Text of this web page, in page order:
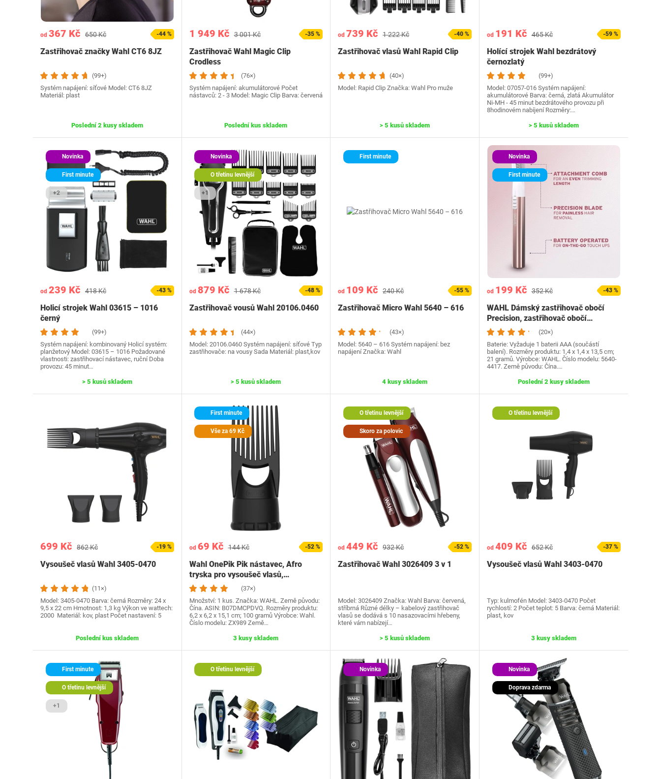
od 367 Kč 650 Kč -44 %
Zastřihovač značky Wahl CT6 8JZ
(99+)
Systém napájení: síťové Model: CT6 8JZ
Materiál: plast
Poslední 2 kusy skladem
1 949 Kč 3 001 Kč -35 %
Zastřihovač Wahl Magic Clip
Crodless
(76×)
Systém napájení: akumulátorové Počet
nástavců: 2 - 3 Model: Magic Clip Barva: červená
Poslední kus skladem
od 739 Kč 1 222 Kč -40 %
Zastřihovač vlasů Wahl Rapid Clip
(40×)
Model: Rapid Clip Značka: Wahl Pro muže
> 5 kusů skladem
od 191 Kč 465 Kč -59 %
Holící strojek Wahl bezdrátový
černozlatý
(99+)
Model: 07057-016 Systém napájení:
akumulátorové Barva: černá, zlatá Akumulátor
Ni-MH - 45 minut bezdrátového provozu při
8hodinovém nabíjení Rozměry:…
> 5 kusů skladem
Novinka
First minute
+2
od 239 Kč 418 Kč -43 %
Holicí strojek Wahl 03615 – 1016
černý
(99+)
Systém napájení: kombinovaný Holicí systém:
planžetový Model: 03615 – 1016 Požadované
vlastnosti: zastřihovací nástavec, ruční Doba
provozu: 45 minut…
> 5 kusů skladem
Novinka
O třetinu levnější
+1
od 879 Kč 1 678 Kč -48 %
Zastřihovač vousů Wahl 20106.0460
(44×)
Model: 20106.0460 Systém napájení: síťové Typ
zastřihovače: na vousy Sada Materiál: plast,kov
> 5 kusů skladem
First minute
od 109 Kč 240 Kč -55 %
Zastřihovač Micro Wahl 5640 – 616
(43×)
Model: 5640 – 616 Systém napájení: bez
napájení Značka: Wahl
4 kusy skladem
Novinka
First minute
od 199 Kč 352 Kč -43 %
WAHL Dámský zastřihovač obočí
Precision, zastřihovač obočí…
(20×)
Baterie: Vyžaduje 1 baterii AAA (součástí
balení). Rozměry produktu: 1,4 x 1,4 x 13,5 cm;
21 gramů. Výrobce: WAHL. Číslo modelu: 5640-
4417. Země původu: Čína.…
Poslední 2 kusy skladem
699 Kč 862 Kč -19 %
Vysoušeč vlasů Wahl 3405-0470
(11×)
Model: 3405-0470 Barva: černá Rozměry: 24 x
9,5 x 22 cm Hmotnost: 1,3 kg Výkon ve wattech:
2000 Materiál: kov, plast Počet nastavení: 5
Poslední kus skladem
First minute
Vše za 69 Kč
od 69 Kč 144 Kč -52 %
Wahl OnePik Pik nástavec, Afro
tryska pro vysoušeč vlasů,…
(37×)
Množství: 1 kus. Značka: WAHL. Země původu:
Čína. ASIN: B07DMCPDVQ. Rozměry produktu:
6,2 x 6,2 x 15,1 cm; 100 gramů Výrobce: Wahl.
Číslo modelu: ZX989 Země…
3 kusy skladem
O třetinu levnější
Skoro za polovic
od 449 Kč 932 Kč -52 %
Zastřihovač Wahl 3026409 3 v 1
Model: 3026409 Značka: Wahl Barva: červená,
stříbrná Různé délky – kabelový zastřihovač
vlasů se dodává s 10 nasazovacími hřebeny,
které vám nabízejí…
> 5 kusů skladem
O třetinu levnější
od 409 Kč 652 Kč -37 %
Vysoušeč vlasů Wahl 3403-0470
Typ: kulmofén Model: 3403-0470 Počet
rychlostí: 2 Počet teplot: 5 Barva: černá Materiál:
plast, kov
3 kusy skladem
First minute
O třetinu levnější
+1
O třetinu levnější Novinka Novinka
Doprava zdarma